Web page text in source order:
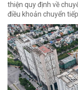
thiện quy định về
điều khoản chuyển